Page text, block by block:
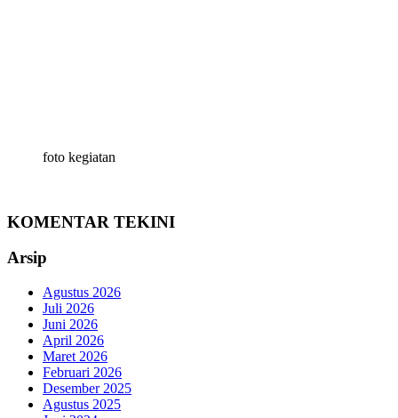
foto kegiatan
KOMENTAR TEKINI
Arsip
Agustus 2026
Juli 2026
Juni 2026
April 2026
Maret 2026
Februari 2026
Desember 2025
Agustus 2025